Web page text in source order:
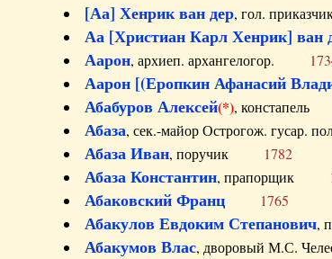
[Аа] Хенрик ван дер, гол.
Аа [Христиан Карл Хенрик] ван
Аарон, архиеп. архангелогор.
Аарон [(Еропкин Афанасий
Абабуров Алексей(*),
Абаза, сек.-майор Острогож.
Абаза Иван, поручик 1782
Абаза Константин, прапорщик
Абаковский Франц 1765
Абакулов Евдоким Степанович,
Абакумов Влас, дворовый М.С.